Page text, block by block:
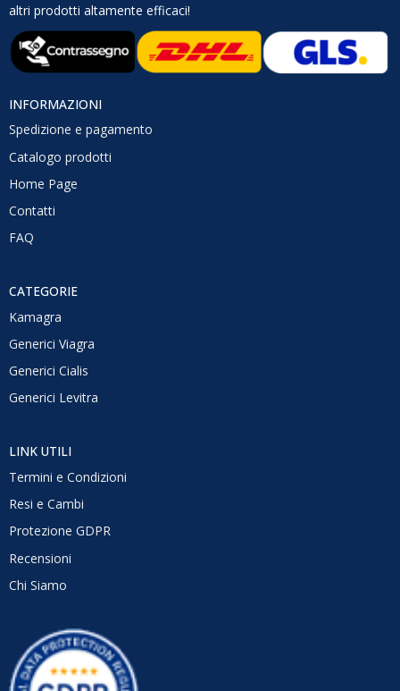
altri prodotti altamente efficaci!
INFORMAZIONI
Spedizione e pagamento
Catalogo prodotti
Home Page
Contatti
FAQ
CATEGORIE
Kamagra
Generici Viagra
Generici Cialis
Generici Levitra
LINK UTILI
Termini e Condizioni
Resi e Cambi
Protezione GDPR
Recensioni
Chi Siamo